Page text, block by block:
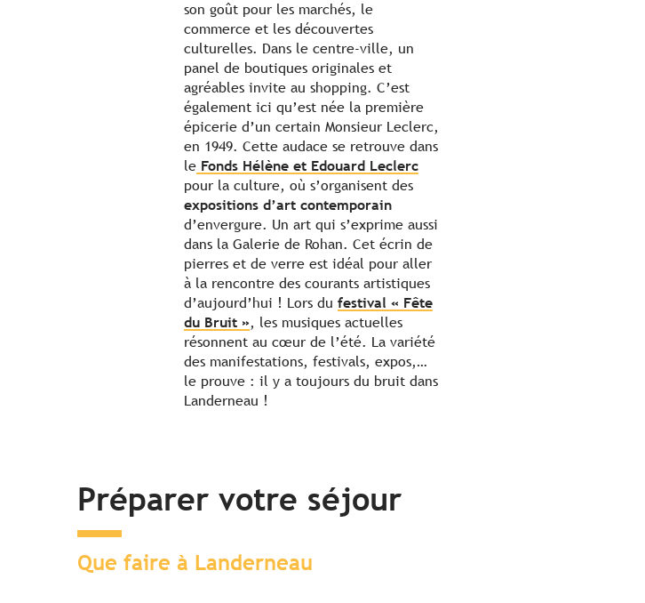
son goût pour les marchés, le
commerce et les découvertes
culturelles. Dans le centre-ville, un
panel de boutiques originales et
agréables invite au shopping. C’est
également ici qu’est née la première
épicerie d’un certain Monsieur Leclerc,
en 1949. Cette audace se retrouve dans
le Fonds Hélène et Edouard Leclerc
pour la culture, où s’organisent des
expositions d’art contemporain
d’envergure. Un art qui s’exprime aussi
dans la Galerie de Rohan. Cet écrin de
pierres et de verre est idéal pour aller
à la rencontre des courants artistiques
d’aujourd’hui ! Lors du festival « Fête
du Bruit », les musiques actuelles
résonnent au cœur de l’été. La variété
des manifestations, festivals, expos,…
le prouve : il y a toujours du bruit dans
Landerneau !
Préparer votre séjour
Que faire à Landerneau